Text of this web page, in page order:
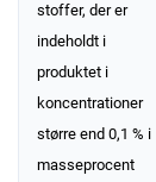
stoffer, der er
indeholdt i
produktet i
koncentrationer
større end 0,1 % i
masseprocent